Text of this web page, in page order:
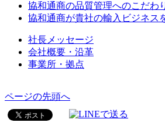
協和通商の品質管理へのこだわ
協和通商が貴社の輸入ビジネス
社長メッセージ
会社概要・沿革
事業所・拠点
ページの先頭へ